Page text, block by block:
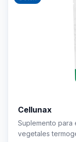
Cellunax
Suplemento
vegetales